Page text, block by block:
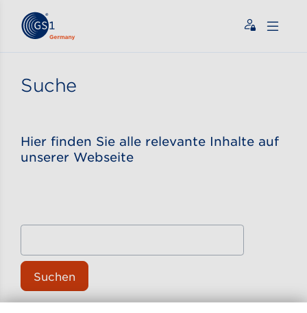
Zum Inhalt gehen
Suche
Hier finden Sie alle relevante Inhalte auf
unserer Webseite
Suchen